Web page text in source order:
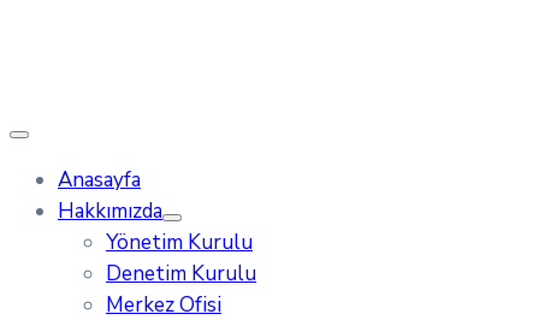
Anasayfa
Hakkımızda
Yönetim Kurulu
Denetim Kurulu
Merkez Ofisi